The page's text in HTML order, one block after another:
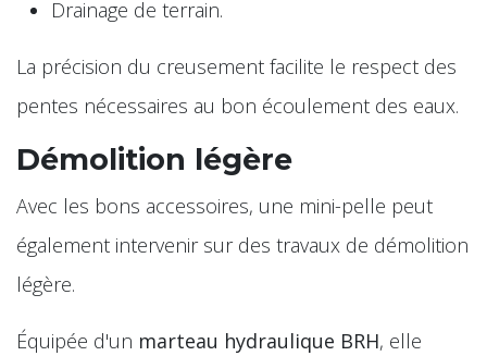
Drainage de terrain.
La précision du creusement facilite le respect des
pentes nécessaires au bon écoulement des eaux.
Démolition légère
Avec les bons accessoires, une mini-pelle peut
également intervenir sur des travaux de démolition
légère.
Équipée d'un marteau hydraulique BRH, elle